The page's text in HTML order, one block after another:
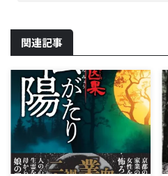
関連記事